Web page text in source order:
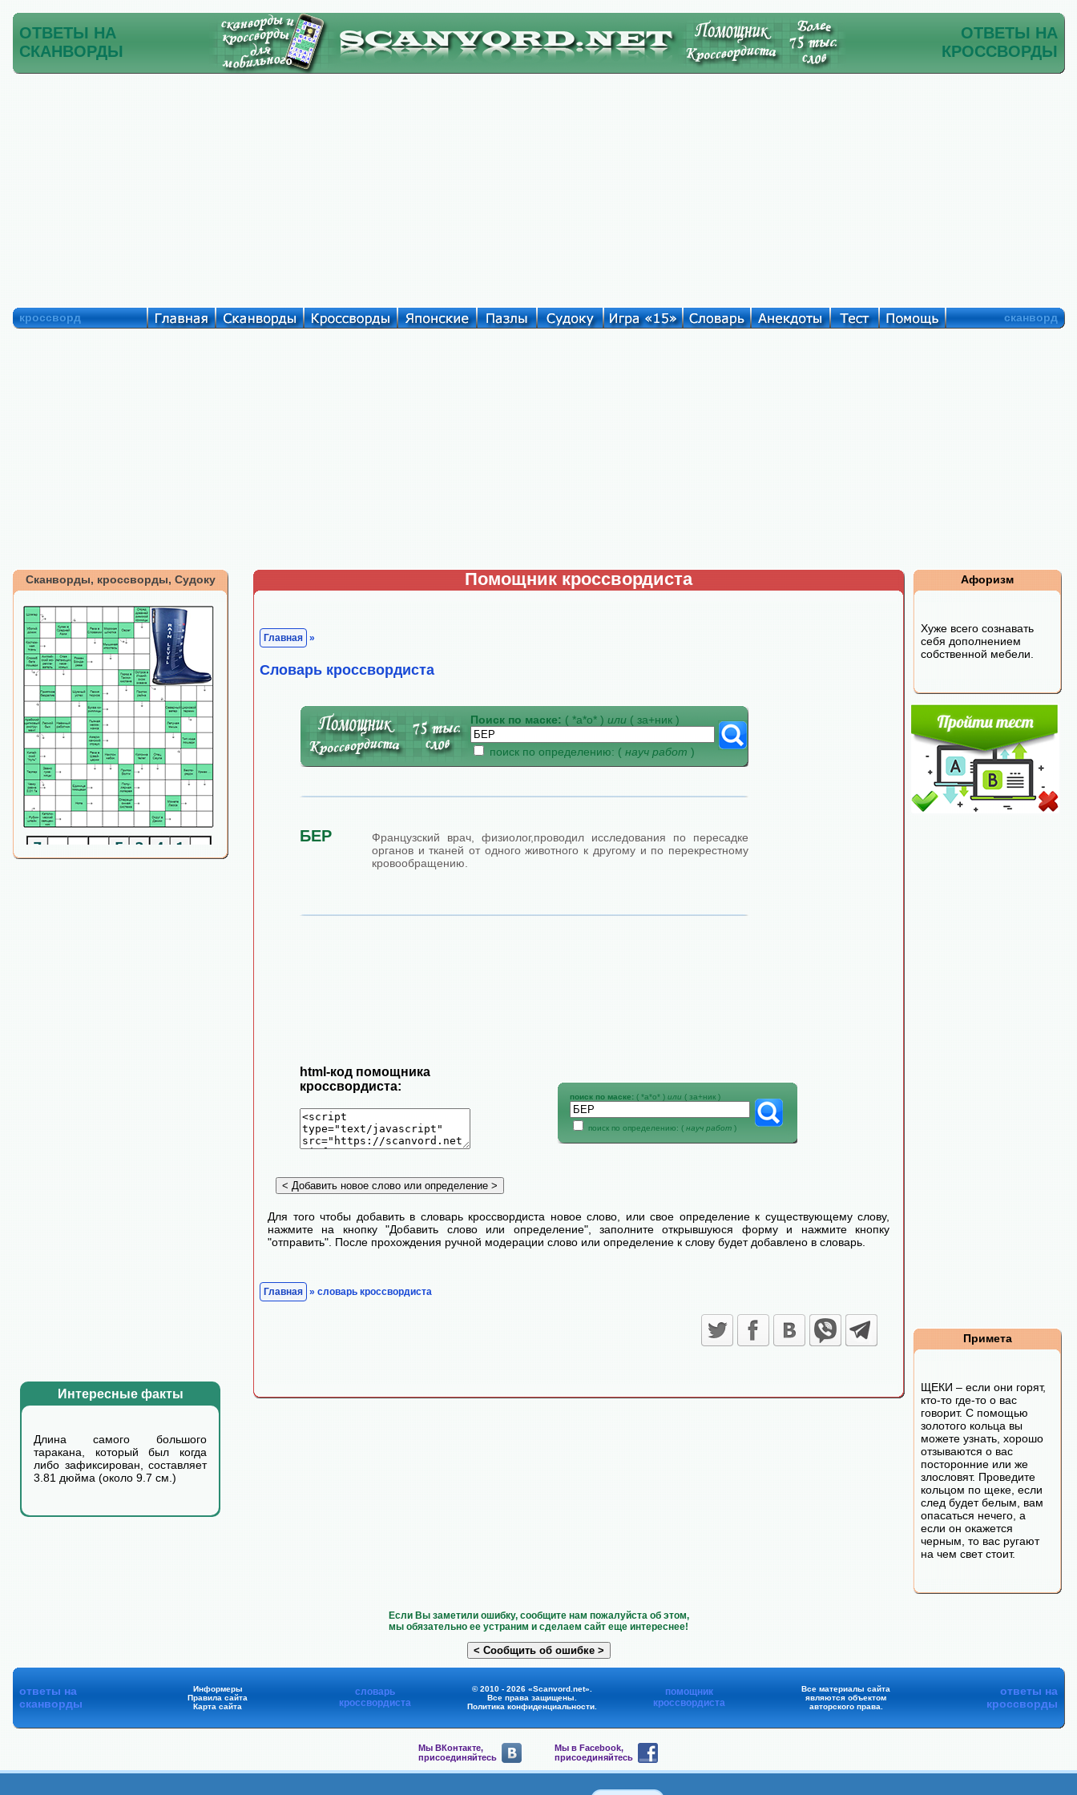
ОТВЕТЫ НА
СКАНВОРДЫ
ОТВЕТЫ НА
КРОССВОРДЫ
кроссворд сканворд
Сканворды, кроссворды, Судоку
Интересные факты
Длина самого большого
таракана, который был когда
либо зафиксирован, составляет
3.81 дюйма (около 9.7 см.)
Помощник кроссвордиста
Главная »
Cловарь кроссвордиста
Поиск по маске: ( *а*о* ) или ( за+ник )
поиск по определению: ( науч работ )
БЕР
Французский врач, физиолог,проводил исследования по пересадке
органов и тканей от одного животного к другому и по перекрестному
кровообращению.
html-код помощника
кроссвордиста:
поиск по маске: ( *а*о* ) или ( за+ник )
поиск по определению: ( науч работ )
Для того чтобы добавить в словарь кроссвордиста новое слово, или свое определение к существующему слову,
нажмите на кнопку "Добавить слово или определение", заполните открывшуюся форму и нажмите кнопку
"отправить". После прохождения ручной модерации слово или определение к слову будет добавлено в словарь.
Главная » словарь кроссвордиста
Афоризм
Хуже всего сознавать
себя дополнением
собственной мебели.
Примета
ЩЕКИ – если они горят,
кто-то где-то о вас
говорит. С помощью
золотого кольца вы
можете узнать, хорошо
отзываются о вас
посторонние или же
злословят. Проведите
кольцом по щеке, если
след будет белым, вам
опасаться нечего, а
если он окажется
черным, то вас ругают
на чем свет стоит.
Если Вы заметили ошибку, сообщите нам пожалуйста об этом,
мы обязательно ее устраним и сделаем сайт еще интереснее!
ответы на
сканворды
Информеры
Правила сайта
Карта сайта
словарь
кроссвордиста
© 2010 - 2026 «Scanvord.net».
Все права защищены.
Политика конфиденциальности.
помощник
кроссвордиста
Все материалы сайта
являются объектом
авторского права.
ответы на
кроссворды
Мы ВКонтакте,
присоединяйтесь
Мы в Facebook,
присоединяйтесь
присоединяйтесь